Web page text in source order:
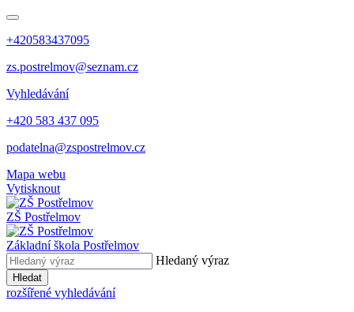
+420583437095
zs.postrelmov@seznam.cz
Vyhledávání
+420 583 437 095
podatelna@zspostrelmov.cz
Mapa webu
Vytisknout
ZŠ Postřelmov
Základní škola Postřelmov
Hledaný výraz
Hledat
rozšířené vyhledávání